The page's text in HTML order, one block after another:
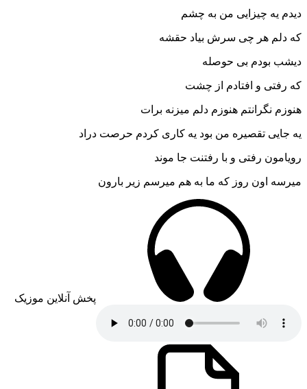
دیدم یه چیزایی من به چشم
که دلم هر چی سرش بیاد حقشه
دیشب بودم بی حوصله
که رفتی و افتادم از چشت
هنوزم نگرانتم هنوزم دلم میزنه برات
یه جایی تقصیره من بود یه کاری کردم حرصت دراد
رویامون رفتی و با رفتنت جا موند
میرسه اون روز که ما به هم میرسم زیر بارون
پخش آنلاین موزیک